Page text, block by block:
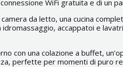
WiFi gratuita e di un
da letto, una cucina
accappatoi e
con una colazione a buffet,
perfette per momenti di puro